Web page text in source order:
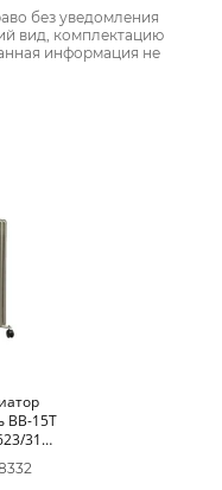
без уведомления
вид, комплектацию
информация не
BВ-15Т
3100703,